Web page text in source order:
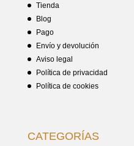
Tienda
Blog
Pago
Envío y devolución
Aviso legal
Política de privacidad
Política de cookies
CATEGORÍAS